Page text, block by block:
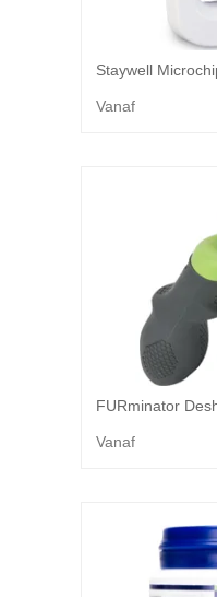
Staywell
Vanaf
Vanaf